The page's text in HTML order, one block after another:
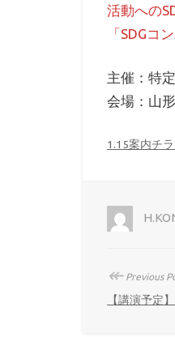
活動への
「SDGコ
主催：特
会場：山
1.15案内チ
↞Previous
【講演予定